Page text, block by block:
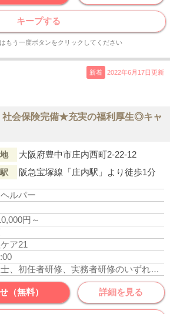
キープする
もう一度ボタンをクリックしてください
新着 2022年6月17日更新
社会保険完備★充実の福利厚生◎キャ
大阪府豊中市庄内西町2-22-12
阪急宝塚線「庄内駅」より徒歩1分
ルパー
円～
ア21
介護福祉士、初任者研修、実務者研修のいずれかの資格をお持ちの方
（無料） 詳細を見る